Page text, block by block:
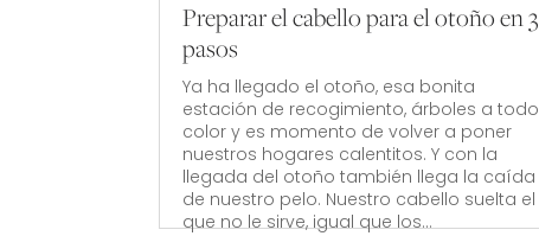
Preparar el cabello para el otoño en 3
pasos
Ya ha llegado el otoño, esa bonita
estación de recogimiento, árboles a todo
color y es momento de volver a poner
nuestros hogares calentitos. Y con la
llegada del otoño también llega la caída
de nuestro pelo. Nuestro cabello suelta el
que no le sirve, igual que los...